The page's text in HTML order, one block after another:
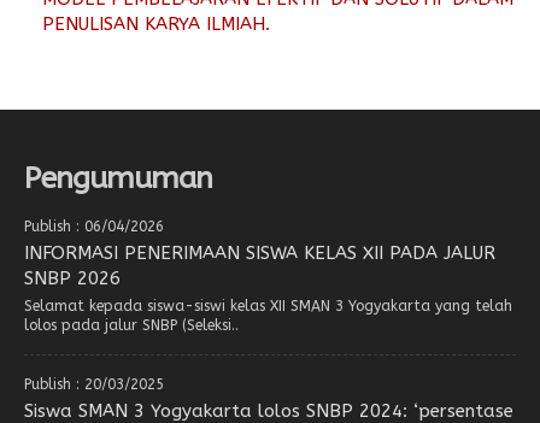
PENULISAN KARYA ILMIAH.
Pengumuman
Publish : 06/04/2026
INFORMASI PENERIMAAN SISWA KELAS XII PADA JALUR
SNBP 2026
Selamat kepada siswa-siswi kelas XII SMAN 3 Yogyakarta yang telah
lolos pada jalur SNBP (Seleksi..
Publish : 20/03/2025
Siswa SMAN 3 Yogyakarta lolos SNBP 2024: ‘persentase